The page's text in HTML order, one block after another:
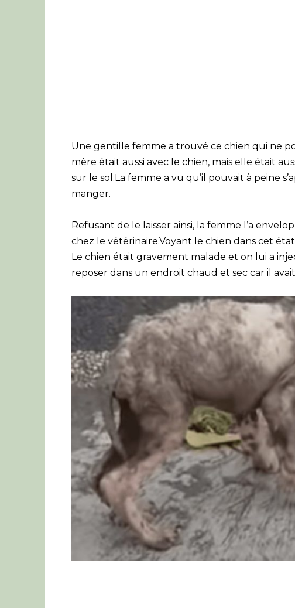
Une gentille femme a trouvé ce chien qui ne
mère était aussi avec le chien, mais elle était
sur le sol.La femme a vu qu’il pouvait à peine
manger.
Refusant de le laisser ainsi, la femme l’a
chez le vétérinaire.Voyant le chien dans cet
Le chien était gravement malade et on lui a
reposer dans un endroit chaud et sec car il